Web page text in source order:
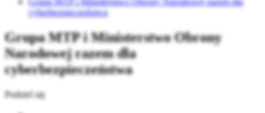
cyberbezpieczeństwa
Grupa MTP i Ministerstwo Obrony
Narodowej razem dla
cyberbezpieczeństwa
Podziel się